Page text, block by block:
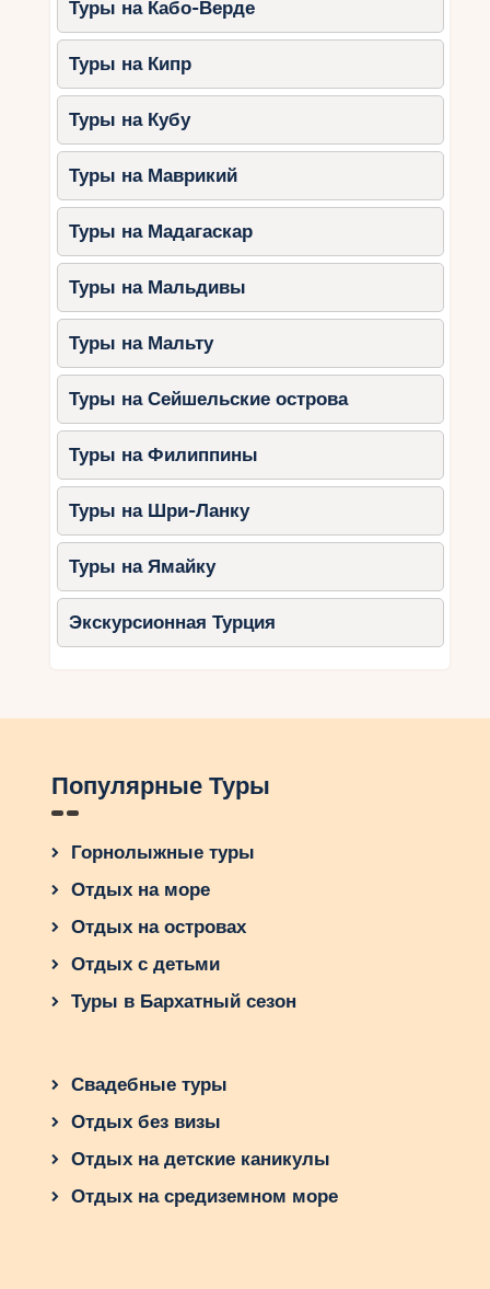
Размышления об этом будут вести нас далеко
за пределы статей и путеводителей, открывая
новые горизонты познания.
Туры на Кабо-Верде
Туры на Кипр
Туры на Кубу
Туры на Маврикий
Туры на Мадагаскар
Туры на Мальдивы
Туры на Мальту
Туры на Сейшельские острова
Туры на Филиппины
Туры на Шри-Ланку
Туры на Ямайку
Экскурсионная Турция
Популярные Туры
Горнолыжные туры
Отдых на море
Отдых на островах
Отдых с детьми
Туры в Бархатный сезон
Свадебные туры
Отдых без визы
Отдых на детские каникулы
Отдых на средиземном море